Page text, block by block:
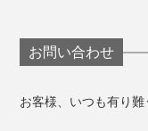
お問い合わせ
お客様、いつも有り難